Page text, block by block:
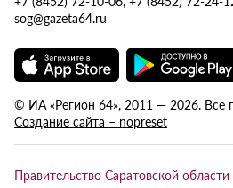
sog@gazeta64.ru
© ИА «Регион 64», 2011 — 2026. Все
Создание сайта – nopreset
Правительство Саратовской области